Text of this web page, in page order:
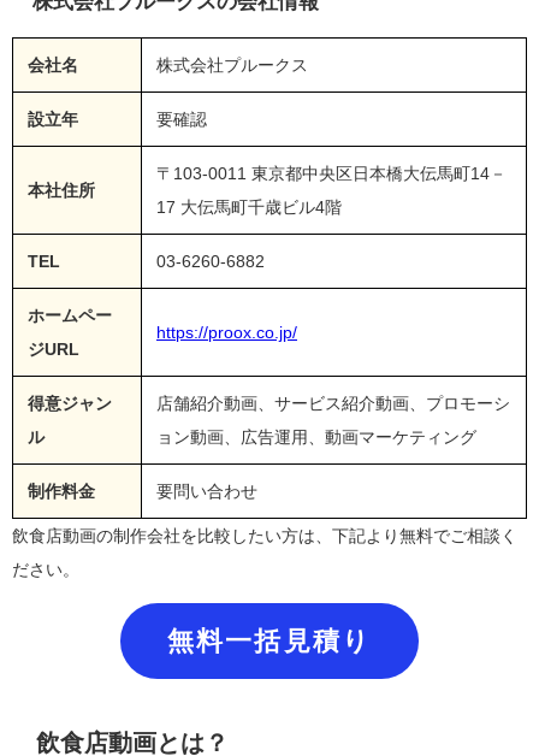
会社名 株式会社プルークス
設立年 要確認
本社住所
〒103-0011 東京都中央区日本橋大伝馬町14－
17 大伝馬町千歳ビル4階
TEL 03-6260-6882
ホームペー
ジURL
https://proox.co.jp/
得意ジャン
ル
店舗紹介動画、サービス紹介動画、プロモーシ
ョン動画、広告運用、動画マーケティング
制作料金 要問い合わせ
飲食店動画の制作会社を比較したい方は、下記より無料でご相談く
ださい。
無料一括見積り
飲食店動画とは？